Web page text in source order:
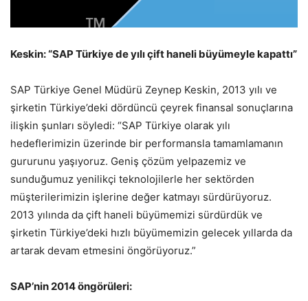
Keskin: “SAP Türkiye de yılı çift haneli büyümeyle kapattı”
SAP Türkiye Genel Müdürü Zeynep Keskin, 2013 yılı ve
şirketin Türkiye’deki dördüncü çeyrek finansal sonuçlarına
ilişkin şunları söyledi: “SAP Türkiye olarak yılı
hedeflerimizin üzerinde bir performansla tamamlamanın
gururunu yaşıyoruz. Geniş çözüm yelpazemiz ve
sunduğumuz yenilikçi teknolojilerle her sektörden
müşterilerimizin işlerine değer katmayı sürdürüyoruz.
2013 yılında da çift haneli büyümemizi sürdürdük ve
şirketin Türkiye’deki hızlı büyümemizin gelecek yıllarda da
artarak devam etmesini öngörüyoruz.”
SAP’nin 2014 öngörüleri: